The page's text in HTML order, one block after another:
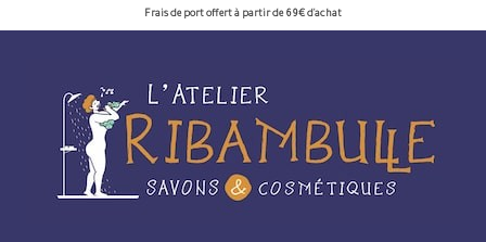
Frais de port offert à partir de 69€ d'achat